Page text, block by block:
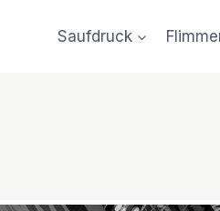
Saufdruck